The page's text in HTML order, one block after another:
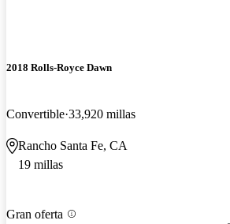
2018 Rolls-Royce Dawn
Convertible 33,920 millas
Rancho Santa Fe, CA
19 millas
Gran oferta